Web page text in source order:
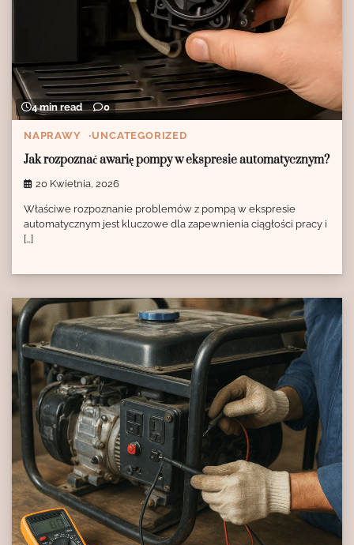
4 min read 0
NAPRAWY UNCATEGORIZED
Jak rozpoznać awarię pompy w ekspresie automatycznym?
20 Kwietnia, 2026
Właściwe rozpoznanie problemów z pompą w ekspresie
automatycznym jest kluczowe dla zapewnienia ciągłości pracy i
[…]